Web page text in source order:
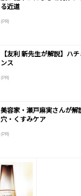
る近道
(PR)
【友利 新先生が解説】ハ
ンス
(PR)
美容家・瀬戸麻実さんが解
穴・くすみケア
(PR)